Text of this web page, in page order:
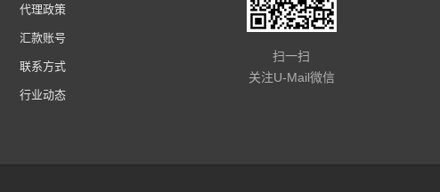
代理政策
汇款账号
联系方式
行业动态
扫一扫
关注U-Mail微信